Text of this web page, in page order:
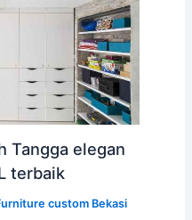
Tangga elegan
terbaik
custom Bekasi